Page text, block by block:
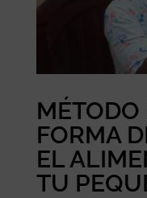
FORMA
EL
TU